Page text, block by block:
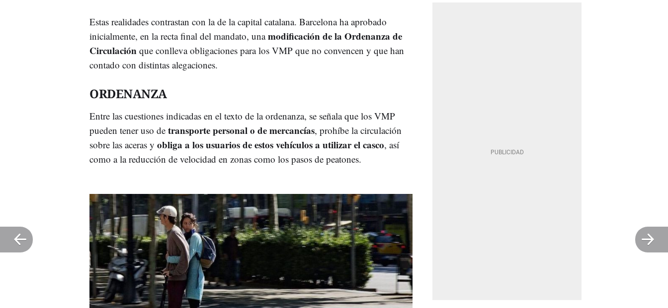
Estas realidades contrastan con la de la capital catalana. Barcelona ha aprobado
inicialmente, en la recta final del mandato, unamodificación de la Ordenanza de
Circulación que conlleva obligaciones para los VMP que no convencen y que han
contado con distintas alegaciones.
ORDENANZA
Entre las cuestiones indicadas en el texto de la ordenanza, se señala que los VMP
pueden tener uso de transporte personal o de mercancías, prohíbe la circulación
sobre las aceras y obliga a los usuarios de estos vehículos a utilizar el casco, así
como a la reducción de velocidad en zonas como los pasos de peatones.